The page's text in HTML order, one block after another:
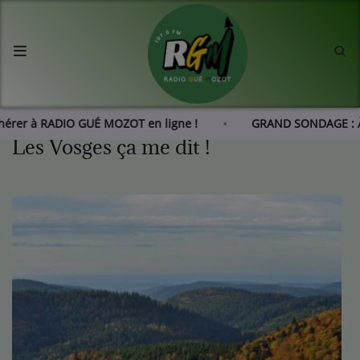
à RADIO GUÉ MOZOT en ligne ! GRAND
Agenda
Les actus de RGM
Emissions
Les Vosges ça me dit !